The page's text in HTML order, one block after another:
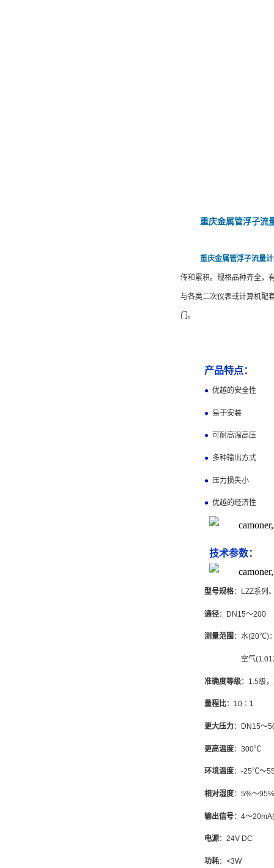
重庆金属管浮子流
重庆金属管浮子流量计
传和累积。规格品种齐全，
与各类二次仪表或计算机配
门。
产品特点：
● 优越的安全性
● 易于安装
● 可耐高温高压
● 多种输出方式
● 压力损失小
● 优越的经济性
技术参数：
型号规格： LZZ系列
通径： DN15～200
测量范围 ：水(20℃)
空气
准确度等级： 1.5级，
量程比： 10 ∶ 1
更大压力： DN15～
更高温度：300℃
环境温度：-25℃～
相对湿度：5%～
输出信号：4～
电源：24V DC
功耗：<3W